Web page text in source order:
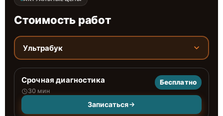
Стоимость работ
Ультрабук
Срочная диагностика
30 мин
Бесплатно
Записаться